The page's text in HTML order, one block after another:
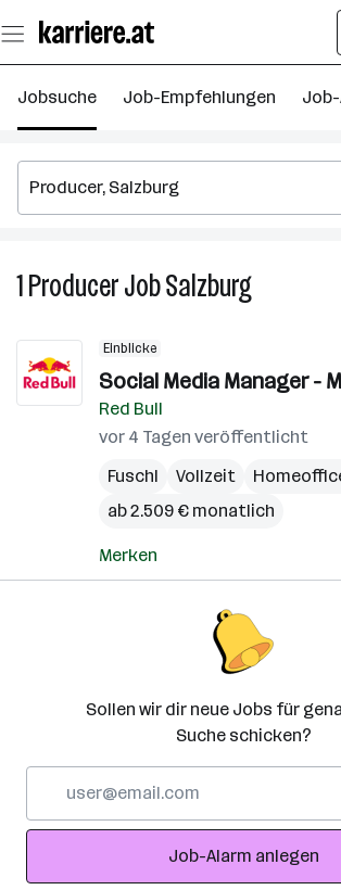
Seiteninhalt
springen
Jobsuche Job-Empfehlungen
1ProducerJobSalzburg1
Producer
Salzburg
Einblicke
Social Media Manager -
Red Bull
vor 4 Tagen veröffentlicht
Fuschl
Vollzeit
ab 2.509 € monatlich
Merken
Sollen wir dir neue Jobs für
Suche schicken?
Adresse
Job-Alarm anlegen